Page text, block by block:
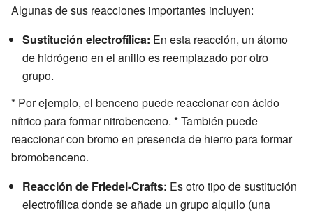
Algunas de sus reacciones importantes incluyen:
Sustitución electrofílica: En esta reacción, un átomo
de hidrógeno en el anillo es reemplazado por otro
grupo.
* Por ejemplo, el benceno puede reaccionar con ácido
nítrico para formar nitrobenceno. * También puede
reaccionar con bromo en presencia de hierro para formar
bromobenceno.
Reacción de Friedel-Crafts: Es otro tipo de sustitución
electrofílica donde se añade un grupo alquilo (una